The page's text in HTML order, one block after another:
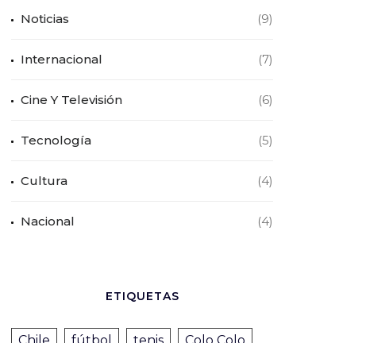
Noticias (9)
Internacional (7)
Cine Y Televisión (6)
Tecnología (5)
Cultura (4)
Nacional (4)
ETIQUETAS